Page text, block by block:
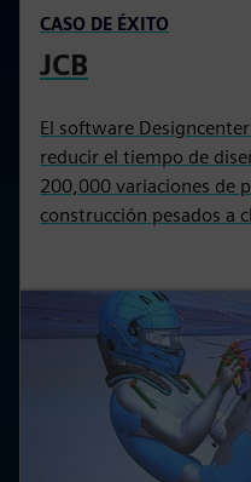
CASO DE ÉXITO
JCB
El software
reducir el tiempo de
200,000 variaciones de
construcción pesados a